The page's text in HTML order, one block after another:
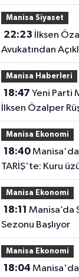
Dinledi
Manisa Siyaset
22:23
Avukatından
Mahkûmiyet
Manisa Haberleri
18:47
İlksen Özalper
Soruşturmasında
Manisa Ekonomi
18:40Manisa'da gözler TMO ve
TARİŞ'te: Kuru
belirleyecek
Manisa Ekonomi
18:11
Sezonu Başlıyor
Manisa Ekonomi
18:04